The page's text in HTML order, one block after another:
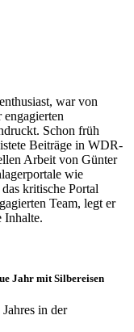
war von
Schon früh
Beiträge in WDR-
Arbeit von Günter
wie
kritische Portal
Team, legt er
Inhalte.
Jahr mit Silbereisen
in der